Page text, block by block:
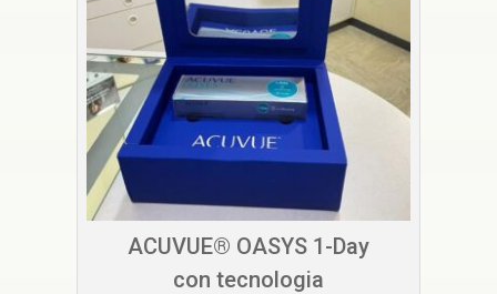
ACUVUE® OASYS 1-Day
con tecnologia